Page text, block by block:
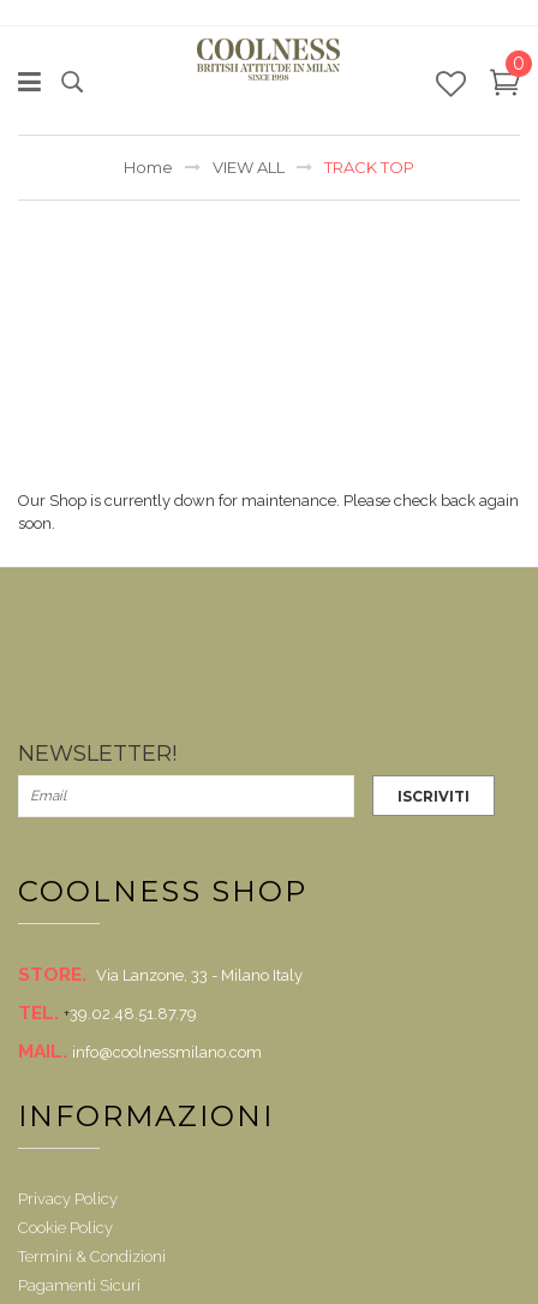
0
Home VIEW ALL TRACK TOP
Our Shop is currently down for maintenance. Please check back again
soon.
NEWSLETTER!
COOLNESS SHOP
STORE. Via Lanzone, 33 - Milano Italy
TEL. +39.02.48.51.87.79
MAIL. info@coolnessmilano.com
INFORMAZIONI
Privacy Policy
Cookie Policy
Termini & Condizioni
Pagamenti Sicuri